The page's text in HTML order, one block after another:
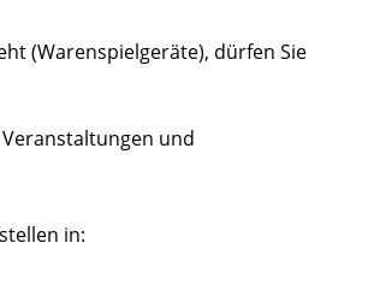
(Warenspielgeräte), dürfen Sie
und
in: